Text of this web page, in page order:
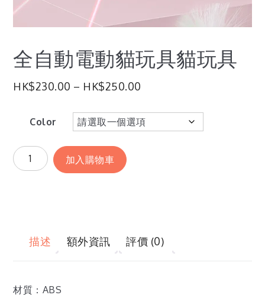
全自動電動貓玩具貓玩具
HK$230.00 – HK$250.00
Color
加入購物車
描述 額外資訊 評價 (0)
材質：ABS